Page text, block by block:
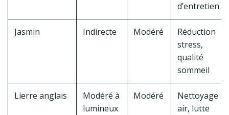
d’entretien
Jasmin Indirecte Modéré
Réduction
stress,
qualité
sommeil
Lierre anglais
Modéré à
lumineux
Modéré
Nettoyage
air, lutte